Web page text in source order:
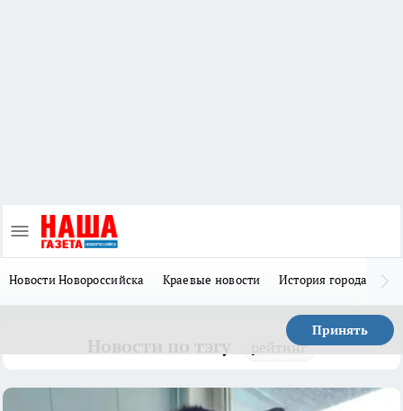
Новости Новороссийска Краевые новости История города Н
Принять
рейтинг